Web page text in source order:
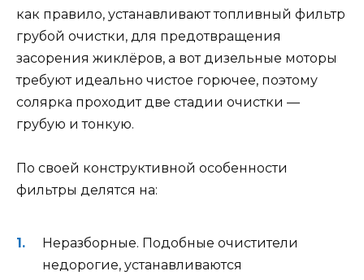
как правило, устанавливают топливный фильтр
грубой очистки, для предотвращения
засорения жиклёров, а вот дизельные моторы
требуют идеально чистое горючее, поэтому
солярка проходит две стадии очистки —
грубую и тонкую.
По своей конструктивной особенности
фильтры делятся на:
Неразборные. Подобные очистители
недорогие, устанавливаются